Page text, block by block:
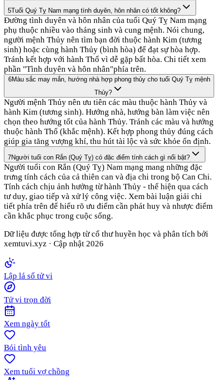
5Tuổi Quý Tỵ Nam mạng tình duyên, hôn nhân có tốt không?
Đường tình duyên và hôn nhân của tuổi Quý Tỵ Nam mạng
phụ thuộc nhiều vào tháng sinh và cung mệnh. Nói chung,
người mệnh Thủy nên tìm bạn đời thuộc hành Kim (tương
sinh) hoặc cùng hành Thủy (bình hòa) để đạt sự hòa hợp.
Tránh kết hợp với hành Thổ vì dễ gặp bất hòa. Chi tiết xem
phần "Tình duyên và hôn nhân"phía trên.
6Màu sắc may mắn, hướng nhà hợp phong thủy cho tuổi Quý Tỵ mệnh
Thủy?
Người mệnh Thủy nên ưu tiên các màu thuộc hành Thủy và
hành Kim (tương sinh). Hướng nhà, hướng bàn làm việc nên
chọn theo hướng tốt của hành Thủy. Tránh các màu và hướng
thuộc hành Thổ (khắc mệnh). Kết hợp phong thủy đúng cách
giúp gia tăng vượng khí, thu hút tài lộc và sức khỏe ổn định.
7Người tuổi con Rắn (Quý Tỵ) có đặc điểm tính cách gì nổi bật?
Người tuổi con Rắn (Quý Tỵ) Nam mạng mang những đặc
trưng tính cách của cả thiên can và địa chi trong bộ Can Chi.
Tính cách chịu ảnh hưởng từ hành Thủy - thể hiện qua cách
tư duy, giao tiếp và xử lý công việc. Xem bài luận giải chi
tiết phía trên để hiểu rõ ưu điểm cần phát huy và nhược điểm
cần khắc phục trong cuộc sống.
Dữ liệu được tổng hợp từ cổ thư huyền học và phân tích bởi
xemtuvi.xyz · Cập nhật 2026
Lập lá số tử vi
Tử vi trọn đời
Xem ngày tốt
Bói tình yêu
Xem tuổi vợ chồng